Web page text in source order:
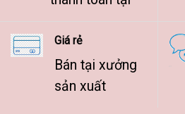
Giá rẻ
Bán tại xưởng
sản xuất